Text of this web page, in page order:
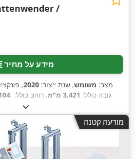
/
מידע על מחיר
מצב: משומש, שנת ייצור: 2020
,
, גובה כולל: 3,421 מ"מ
, רוחב כולל:
מודעה קטנה